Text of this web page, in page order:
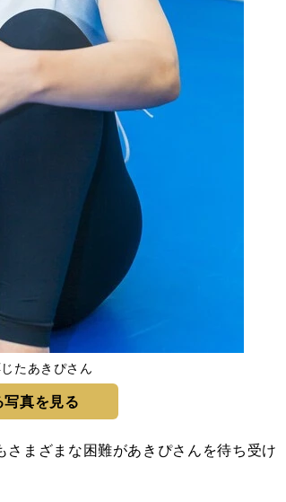
たあきぴさん
写真を見る
まざまな困難があきぴさんを待ち受け